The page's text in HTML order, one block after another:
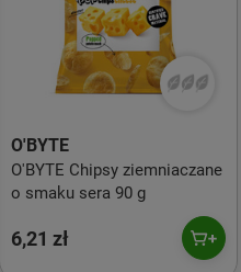
O'BYTE
O'BYTE Chipsy ziemniaczane
o smaku sera 90 g
6,21 zł